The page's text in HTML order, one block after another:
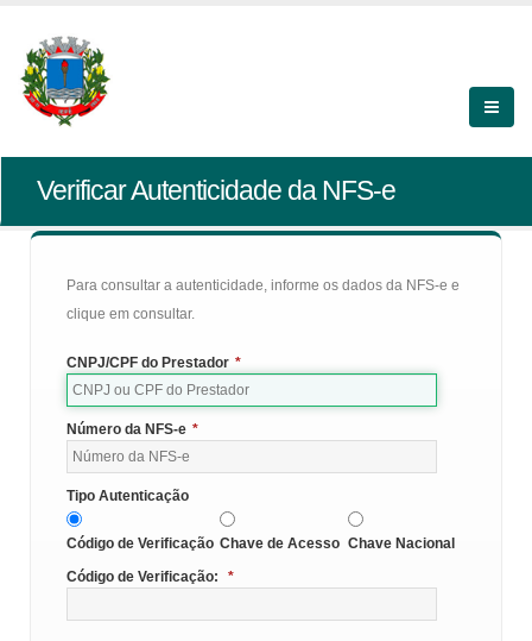
Verificar Autenticidade da NFS-e
Para consultar a autenticidade, informe os dados da NFS-e e
clique em consultar.
CNPJ/CPF do Prestador *
Número da NFS-e *
Tipo Autenticação
Código de Verificação Chave de Acesso Chave Nacional
Código de Verificação:
*